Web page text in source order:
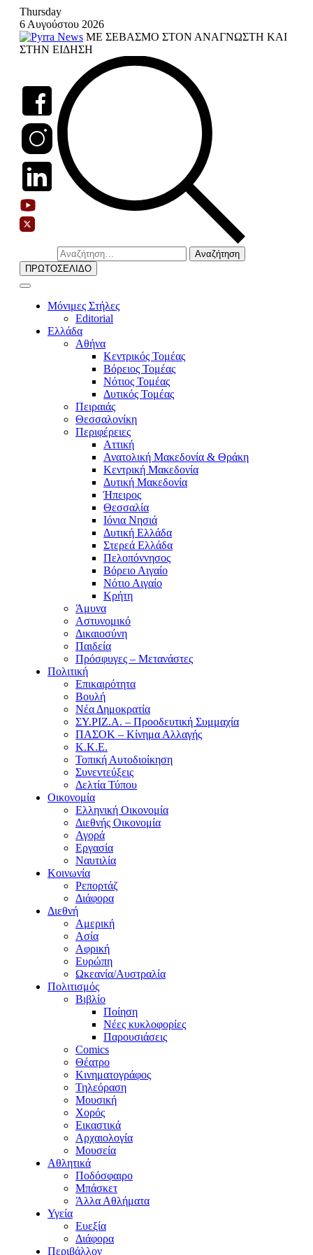
Skip
content
Thursday
6 Αυγούστου 2026
ΜΕ ΣΕΒΑΣΜΟ ΣΤΟΝ ΑΝΑΓΝΩΣΤΗ ΚΑΙ
ΣΤΗΝ ΕΙΔΗΣΗ
Αναζήτηση
για:
ΠΡΩΤΟΣΕΛΙΔΟ
Μόνιμες Στήλες
Editorial
Ελλάδα
Αθήνα
Κεντρικός Τομέας
Βόρειος Τομέας
Νότιος Τομέας
Δυτικός Τομέας
Πειραιάς
Θεσσαλονίκη
Περιφέρειες
Αττική
Ανατολική Μακεδονία & Θράκη
Κεντρική Μακεδονία
Δυτική Μακεδονία
Ήπειρος
Θεσσαλία
Ιόνια Νησιά
Δυτική Ελλάδα
Στερεά Ελλάδα
Πελοπόννησος
Βόρειο Αιγαίο
Νότιο Αιγαίο
Κρήτη
Άμυνα
Αστυνομικό
Δικαιοσύνη
Παιδεία
Πρόσφυγες – Μετανάστες
Πολιτική
Επικαιρότητα
Βουλή
Νέα Δημοκρατία
ΣΥ.ΡΙΖ.Α. – Προοδευτική Συμμαχία
ΠΑΣΟΚ – Κίνημα Αλλαγής
Κ.Κ.Ε.
Τοπική Αυτοδιοίκηση
Συνεντεύξεις
Δελτία Τύπου
Οικονομία
Ελληνική Οικονομία
Διεθνής Οικονομία
Αγορά
Εργασία
Ναυτιλία
Κοινωνία
Ρεπορτάζ
Διάφορα
Διεθνή
Αμερική
Ασία
Αφρική
Ευρώπη
Ωκεανία/Αυστραλία
Πολιτισμός
Βιβλίο
Ποίηση
Νέες κυκλοφορίες
Παρουσιάσεις
Comics
Θέατρο
Κινηματογράφος
Τηλεόραση
Μουσική
Χορός
Εικαστικά
Αρχαιολογία
Μουσεία
Αθλητικά
Ποδόσφαιρο
Μπάσκετ
Άλλα Αθλήματα
Υγεία
Ευεξία
Διάφορα
Περιβάλλον